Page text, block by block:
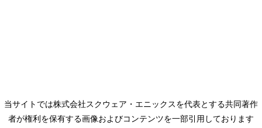
当サイトでは株式会社スクウェア・エニックスを代表とする共同著作
者が権利を保有する画像およびコンテンツを一部引用しております